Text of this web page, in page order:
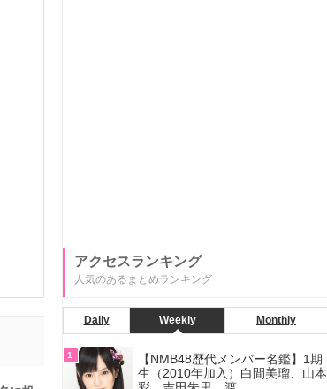
アクセスランキング
人気のあるまとめランキング
Daily Weekly Monthly
1
【NMB48歴代メンバー名鑑】1期
生（2010年加入）白間美瑠、山本